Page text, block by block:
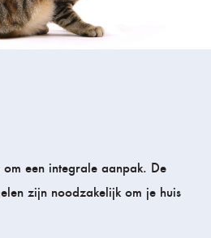
een integrale aanpak. De
zijn noodzakelijk om je huis